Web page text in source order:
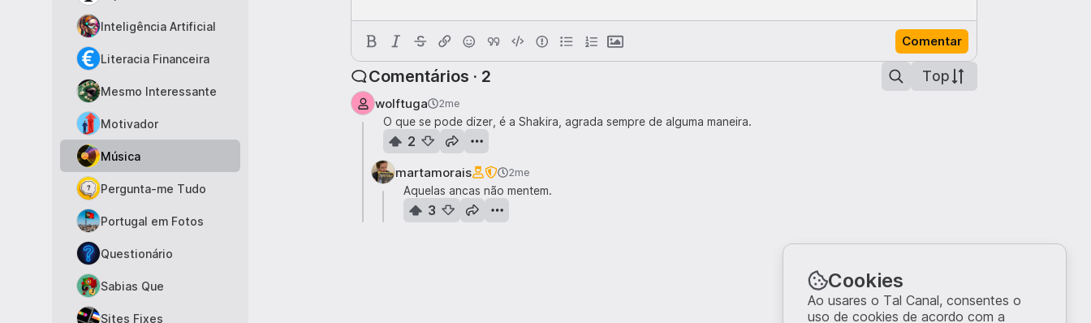
Inteligência Artificial
Literacia Financeira
Mesmo Interessante
Motivador
Música
Pergunta-me Tudo
Portugal em Fotos
Questionário
Sabias Que
Sites Fixes
Comentar
Comentários · 2 Top
wolftuga 2me
O que se pode dizer, é a Shakira, agrada sempre de alguma maneira.
2
martamorais 2me
Aquelas ancas não mentem.
3
Cookies
Ao usares o Tal Canal, consentes o
uso de cookies de acordo com a